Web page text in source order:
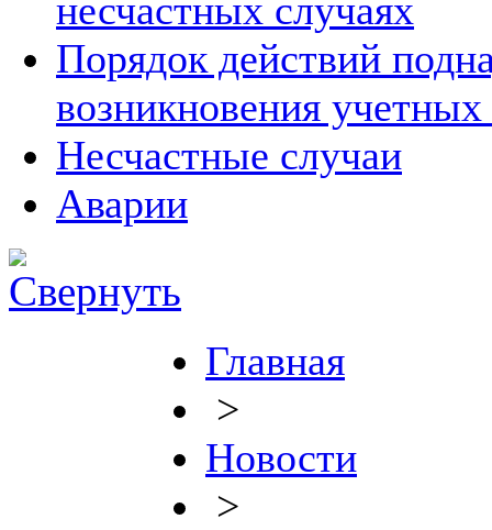
несчастных случаях
Порядок действий
возникновения
Несчастные случаи
Аварии
Главная
>
Новости
>